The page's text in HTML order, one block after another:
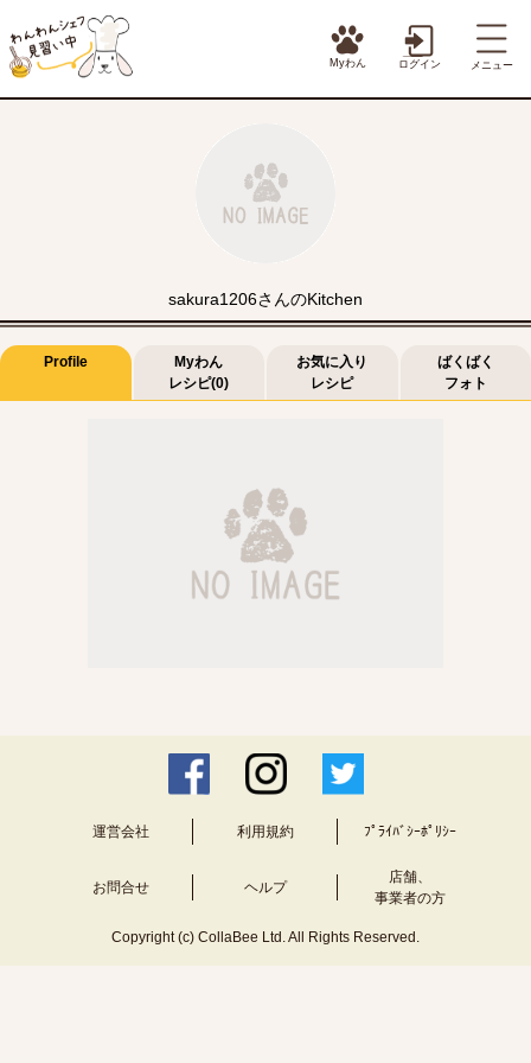
Myわん ログイン メニュー
sakura1206さんのKitchen
Profile
Myわん
レシピ(0)
お気に入り
レシピ
ばくばく
フォト
運営会社 利用規約 ﾌﾟﾗｲﾊﾞｼｰﾎﾟﾘｼｰ
お問合せ ヘルプ
店舗、
事業者の方
Copyright (c) CollaBee Ltd. All Rights Reserved.